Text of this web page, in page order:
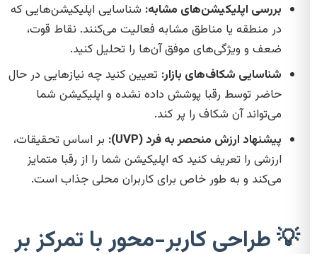
بررسی اپلیکیشن‌های مشابه: شناسایی اپلیکیشن‌هایی که
در منطقه یا مناطق مشابه فعالیت می‌کنند. نقاط قوت،
ضعف و ویژگی‌های موفق آن‌ها را تحلیل کنید.
شناسایی شکاف‌های بازار: تعیین کنید چه نیازهایی در حال
حاضر توسط رقبا پوشش داده نشده و اپلیکیشن شما
می‌تواند آن شکاف را پر کند.
پیشنهاد ارزش منحصر به فرد (UVP):
بر اساس تحقیقات،
ارزشی را تعریف کنید که اپلیکیشن شما را از رقبا متمایز
می‌کند و به طور خاص برای کاربران محلی جذاب است.
💡 طراحی کاربر-محور با تمرکز بر